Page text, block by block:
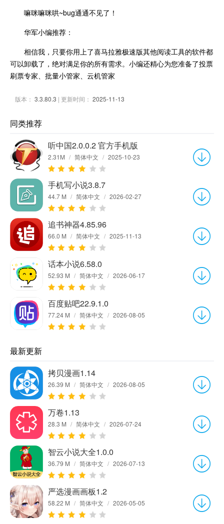
嘛咪嘛咪哄~bug通通不见了！
华军小编推荐：
相信我，只要你用上了喜马拉雅极速版其他阅读工具的软件都
可以卸载了，绝对满足你的所有需求。小编还精心为您准备了投票
刷票专家、批量小管家、云机管家
版本： 3.3.80.3 | 更新时间： 2025-11-13
同类推荐
听中国2.0.0.2 官方手机版
2.31M / 简体中文 / 2025-10-23
手机写小说3.8.7
44.7 M / 简体中文 / 2026-02-27
追书神器4.85.96
66.0 M / 简体中文 / 2025-11-13
话本小说6.58.0
52.93 M / 简体中文 / 2026-06-17
百度贴吧22.9.1.0
77.24 M / 简体中文 / 2026-08-05
最新更新
拷贝漫画1.14
26.39 M / 简体中文 / 2026-08-05
万卷1.13
28.3 M / 简体中文 / 2026-07-24
智云小说大全1.0.0
36.79 M / 简体中文 / 2026-07-13
严选漫画画板1.2
58.22 M / 简体中文 / 2026-05-05